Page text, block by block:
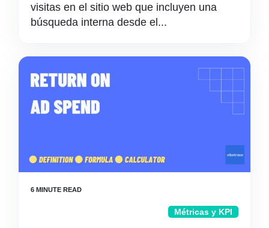
visitas en el sitio web que incluyen una
búsqueda interna desde el...
Métricas y KPI